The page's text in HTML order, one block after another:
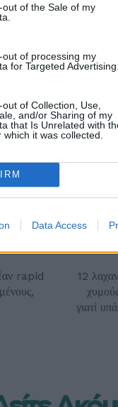
out of the Sale of my
out of processing my
for Targeted Advertising.
of Collection, Use,
and/or Sharing of my
that Is Unrelated with
it was collected.
Data Access
rapid
12
γιατί